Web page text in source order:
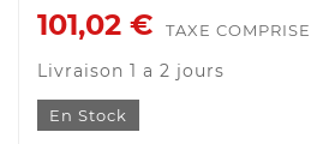
101,02 € TAXE COMPRISE
Livraison 1 a 2 jours
En Stock